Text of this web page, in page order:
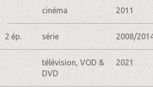
cinéma 2011
2 ép. série 2008/
télévision, VOD &
DVD
2021